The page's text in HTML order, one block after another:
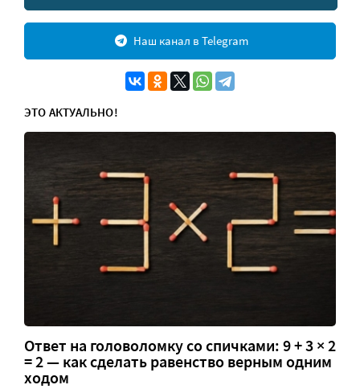
Наш канал в Telegram
ЭТО АКТУАЛЬНО!
Ответ на головоломку со спичками: 9 + 3 × 2
= 2 — как сделать равенство верным одним
ходом